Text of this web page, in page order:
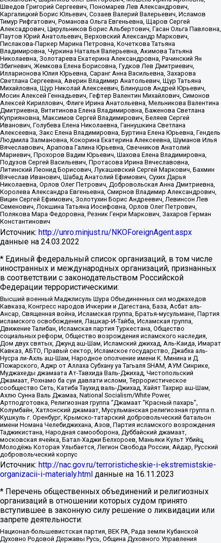
Шведов Григорий Сергеевич, Пономарев Лев Александрович,
Каргалицкий Борис Юльевич, Созаев Валерий Валерьевич, Исламов
Тимур Рифгатович, Романова Ольга Евгеньевна, Щаров Сергей
Алексадрович, Цирульников Борис Альбертович, Гасан Ольга Павловна,
Паутов Юрий Анатольевич, Верховский Александр Маркович,
Пислакова-Паркер Марина Петровна, Кочеткова Татьяна
Владимировна, Чуркина Наталья Валерьевна, Акимова Татьяна
Николаевна, Золотарева Екатерина Александровна, Рачинский Ян
Збигневич, Жемкова Елена Борисовна, Гудков Лев Дмитриевич,
Илларионова Юлия Юрьевна, Саранг Анна Васильевна, Захарова
Светлана Сергеевна, Аверин Владимир Анатольевич, Щур Татьяна
Михайловна, Щур Николай Алексеевич, Блинушов Андрей Юрьевич,
Мосин Алексей Геннадьевич, Гефтер Валентин Михайлович, Симонов
Алексей Кириллович, Флиге Ирина Анатольевна, Мельникова Валентина
Дмитриевна, Вититинова Елена Владимировна, Баженова Светлана
Куприяновна, Максимов Сергей Владимирович, Беляев Сергей
Иванович, Голубева Елена Николаевна, Ганнушкина Светлана
Алексеевна, Закс Елена Владимировна, Буртина Елена Юрьевна, Гендель
Людмила Залмановна, Кокорина Екатерина Алексеевна, Шуманов Илья
Вячеславович, Арапова Галина Юрьевна, Свечников Анатолий
Мариевич, Прохоров Вадим Юрьевич, Шахова Елена Владимировна,
Подузов Сергей Васильевич, Протасова Ирина Вячеславовна,
Литинский Леонид Борисович, Лукашевский Сергей Маркович, Бахмин
Вячеслав Иванович, Шабад Анатолий Ефимович, Сухих Дарья
Николаевна, Орлов Олег Петрович, Добровольская Анна Дмитриевна,
Королева Александра Евгеньевна, Смирнов Владимир Александрович,
Вицин Сергей Ефимович, Золотухин Борис Андреевич, Левинсон Лев
Семенович, Локшина Татьяна Иосифовна, Орлов Олег Петрович,
Полякова Мара Федоровна, Резник Генри Маркович, Захаров Герман
Константинович
Источник: http://unro.minjust.ru/NKOForeignAgent.aspx
данные на 24.03.2022
* Единый федеральный список организаций, в том числе
иностранных и международных организаций, признанных
в соответствии с законодательством Российской
Федерации террористическими:
Высший военный Маджлисуль Шура Объединенных сил моджахедов
Кавказа, Конгресс народов Ичкерии и Дагестана, База, Асбат аль-
Ансар, Священная война, Исламская группа, Братья-мусульмане, Партия
исламского освобождения, Лашкар-И-Тайба, Исламская группа,
Движение Талибан, Исламская партия Туркестана, Общество
социальных реформ, Общество возрождения исламского наследия,
Дом двух святых, Джунд аш-Шам, Исламский джихад, Аль-Каида, Имарат
Кавказ, АБТО, Правый сектор, Исламское государство, Джабха аль-
Нусра ли-Ахль аш-Шам, Народное ополчение имени К. Минина и Д.
Пожарского, Аджр от Аллаха Субхану уа Тагьаля SHAM, АУМ Синрике,
Муджахеды джамаата Ат-Тавхида Валь-Джихад, Чистопольский
Джамаат, Рохнамо ба суи давлати исломи, Террористическое
сообщество Сеть, Катиба Таухид валь-Джихад, Хайят Тахрир аш-Шам,
Ахлю Сунна Валь Джамаа, National Socialism/White Power,
Артподготовка, Религиозная группа “Джамаат “Красный пахарь”,
Колумбайн, Хатлонский джамаат, Мусульманская религиозная группа п.
Кушкуль г. Оренбург, Крымско-татарский добровольческий батальон
имени Номана Челебиджихана, Азов, Партия исламского возрождения
Таджикистана, Народная самооборона, Дуббайский джамаат,
московская ячейка, Батал-Хаджи Белхороев, Маньяки Культ Убийц,
Молодёжь Которая Улыбается, Легион Свобода России, Айдар, Русский
добровольческий корпус
Источник: http://nac.gov.ru/terroristicheskie-i-ekstremistskie-
organizacii-i-materialy.html данные на 16.11.2023
* Перечень общественных объединений и религиозных
организаций в отношении которых судом принято
вступившее в законную силу решение о ликвидации или
запрете деятельности:
Национал-большевистская партия, ВЕК РА, Рада земли Кубанской
Духовно Родовой Державы Русь, Община Духовного Управления